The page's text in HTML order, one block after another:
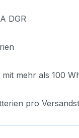
DGR
mehr als 100
pro